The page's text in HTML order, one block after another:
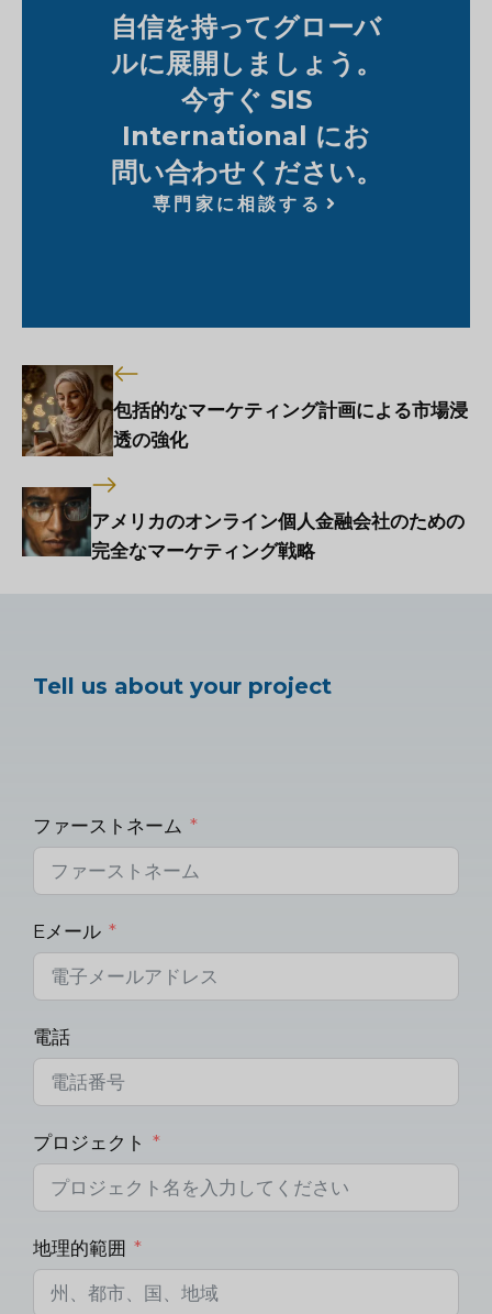
自信を持ってグローバ
ルに展開しましょう。
今すぐ SIS
International にお
問い合わせください。
専門家に相談する
包括的なマーケティング計画による市場浸
透の強化
アメリカのオンライン個人金融会社のための
完全なマーケティング戦略
Tell us about your project
ファーストネーム
Eメール
電話
プロジェクト
地理的範囲